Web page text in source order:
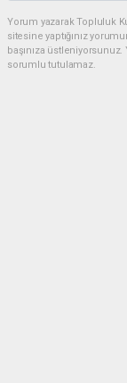
Yorum yazarak Topluluk
sitesine yaptığınız
başınıza
sorumlu tutulamaz.